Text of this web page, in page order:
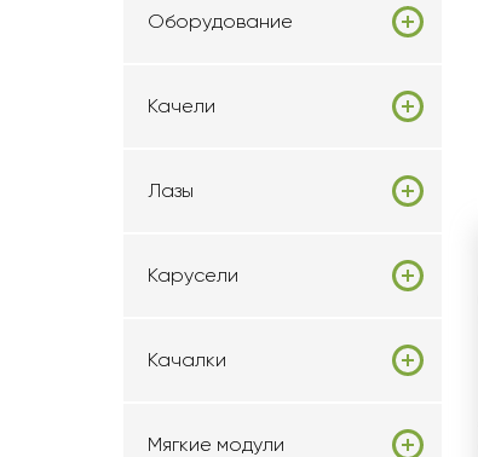
Оборудование
Качели
Лазы
Карусели
Качалки
Мягкие модули